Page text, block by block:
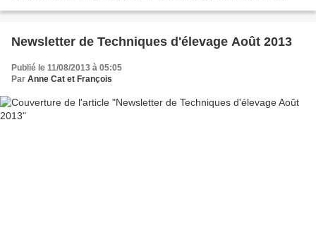
Newsletter de Techniques d'élevage Août 2013
Publié le 11/08/2013 à 05:05
Par Anne Cat et François